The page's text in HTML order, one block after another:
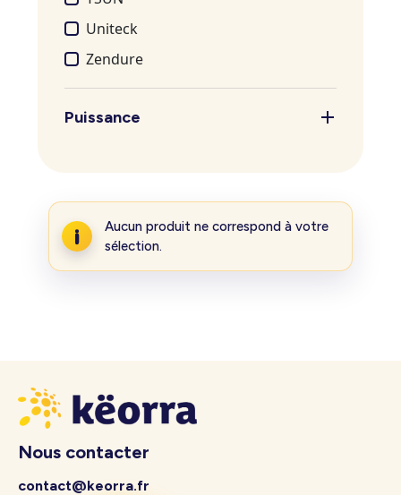
Uniteck
Zendure
Puissance
Aucun produit ne correspond à votre
sélection.
Nous contacter
contact@keorra.fr